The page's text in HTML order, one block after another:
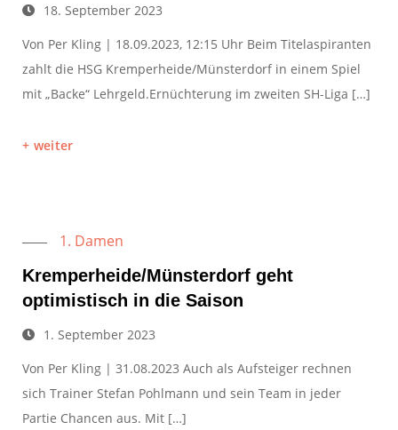
18. September 2023
Von Per Kling | 18.09.2023, 12:15 Uhr Beim Titelaspiranten
zahlt die HSG Kremperheide/Münsterdorf in einem Spiel
mit „Backe“ Lehrgeld.Ernüchterung im zweiten SH-Liga […]
weiter
1. Damen
Kremperheide/Münsterdorf geht
optimistisch in die Saison
1. September 2023
Von Per Kling | 31.08.2023 Auch als Aufsteiger rechnen
sich Trainer Stefan Pohlmann und sein Team in jeder
Partie Chancen aus. Mit […]